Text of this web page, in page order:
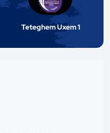
Teteghem Uxem 1